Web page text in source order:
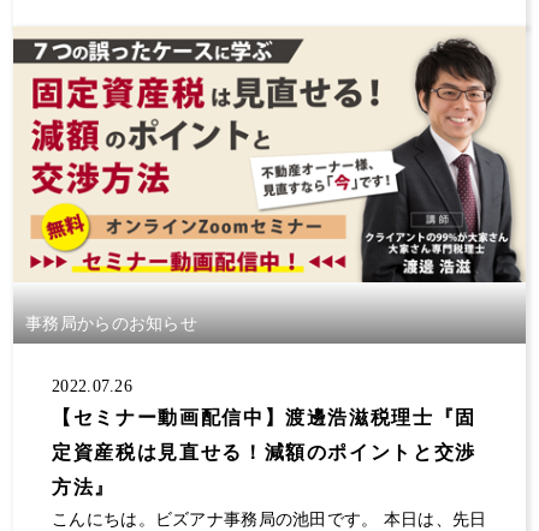
事務局からのお知らせ
2022.07.26
【セミナー動画配信中】渡邊浩滋税理士『固
定資産税は見直せる！減額のポイントと交渉
方法』
こんにちは。ビズアナ事務局の池田です。 本日は、先日